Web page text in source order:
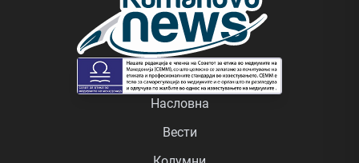
Насловна
Вести